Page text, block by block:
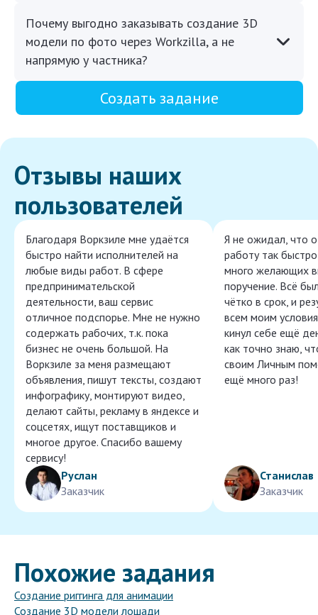
Почему выгодно заказывать создание 3D
модели по фото через Workzilla, а не
напрямую у частника?
Создать задание
Отзывы наших
пользователей
Благодаря Воркзиле мне удаётся
быстро найти исполнителей на
любые виды работ. В сфере
предпринимательской
деятельности, ваш сервис
отличное подспорье. Мне не нужно
содержать рабочих, т.к. пока
бизнес не очень большой. На
Воркзиле за меня размещают
объявления, пишут тексты, создают
инфографику, монтируют видео,
делают сайты, рекламу в яндексе и
соцсетях, ищут поставщиков и
многое другое. Спасибо вашему
сервису!
Руслан
Заказчик
Я не ожидал, что
работу так
много желающих
поручение. Всё
чётко в срок, и
всем моим
кинул себе ещё
как точно знаю,
своим Личным
ещё много раз!
Станислав
Заказчик
Похожие задания
Создание риггинга для анимации
Создание 3D модели лошади